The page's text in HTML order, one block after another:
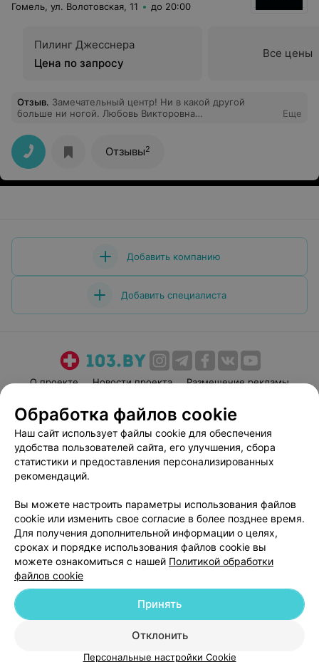
Гомель, ул. Волотовская, 11 до 20:00
Пилинг Джесснера
Цена по запросу
Все цены
Отзыв. Замечательный центр! Ни в какой другой
больше ни ногой. Любовь Викторовна
восторг!
Еще
Отзывы2
Добавить компанию
Добавить специалиста
О проекте Новости проекта
Размещение рекламы
Пользовательское соглашение
Способы оплаты
Вакансии
Партнеры
Написать руководителю 103.by
Персональные настройки cookie
Обработка персональных данных
© 2026 ООО «Артокс Лаб», УНП 191700409| 220012, Республика Беларусь,
г. Минск, улица Толбухина, 2, пом. 16 | help@103.by
Служба поддержки +375 291212755
Обработка файлов cookie
Наш сайт использует файлы cookie для обеспечения
удобства пользователей сайта, его улучшения, сбора
статистики и предоставления персонализированных
рекомендаций.
Вы можете настроить параметры использования файлов
cookie или изменить свое согласие в более позднее время.
Для получения дополнительной информации о целях,
сроках и порядке использования файлов cookie вы
можете ознакомиться с нашей Политикой обработки
файлов cookie
Отклонить
Принять
Персональные настройки Cookie